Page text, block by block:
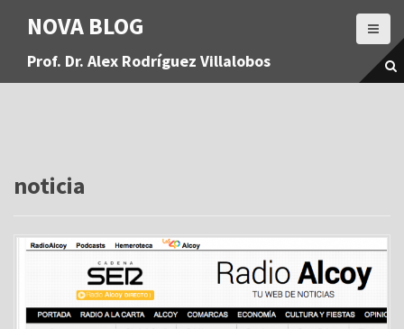
a
NOVA BLOG
Prof. Dr. Alex Rodríguez Villalobos
noticia